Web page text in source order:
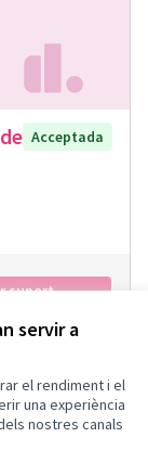
servir a
el rendiment i el
una experiència
nostres canals
Acceptada
suport